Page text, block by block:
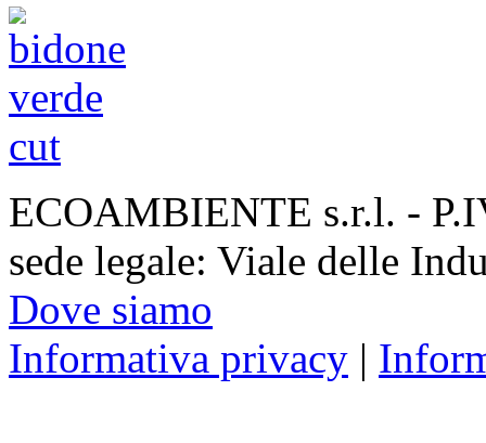
ECOAMBIENTE s.r.l. -
sede legale: Viale delle
Dove siamo
Informativa privacy |